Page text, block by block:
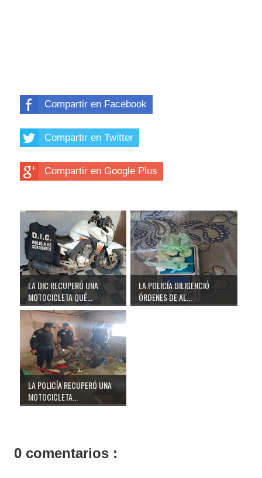
Compartir en Facebook
Compartir en Twitter
Compartir en Google Plus
LA DIC RECUPERÓ UNA
MOTOCICLETA QUÉ...
LA POLICÍA DILIGENCIÓ
ÓRDENES DE AL...
LA POLICÍA RECUPERÓ UNA
MOTOCICLETA...
0 comentarios :